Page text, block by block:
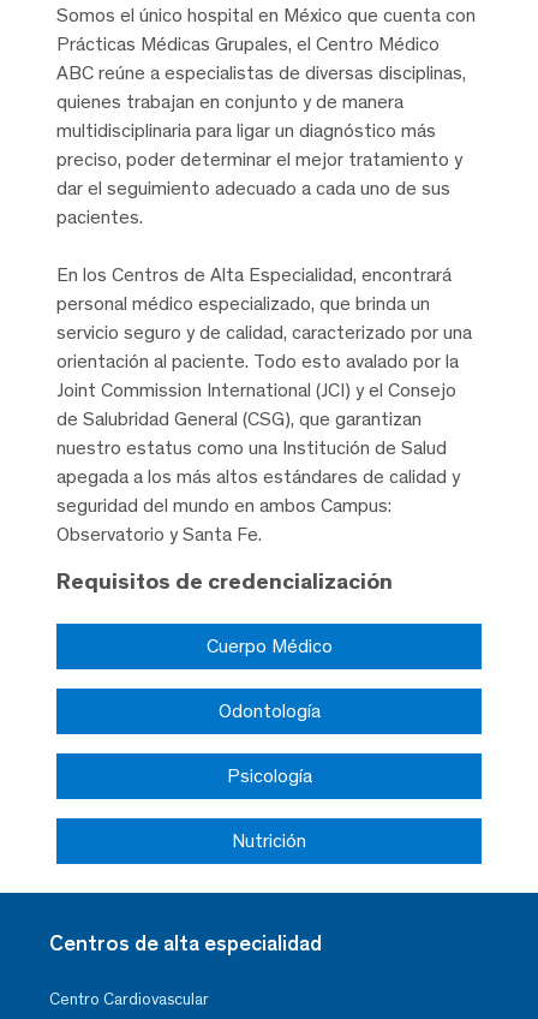
Somos el único hospital en México que cuenta con
Prácticas Médicas Grupales, el Centro Médico
ABC reúne a especialistas de diversas disciplinas,
quienes trabajan en conjunto y de manera
multidisciplinaria para ligar un diagnóstico más
preciso, poder determinar el mejor tratamiento y
dar el seguimiento adecuado a cada uno de sus
pacientes.
En los Centros de Alta Especialidad, encontrará
personal médico especializado, que brinda un
servicio seguro y de calidad, caracterizado por una
orientación al paciente. Todo esto avalado por la
Joint Commission International (JCI) y el Consejo
de Salubridad General (CSG), que garantizan
nuestro estatus como una Institución de Salud
apegada a los más altos estándares de calidad y
seguridad del mundo en ambos Campus:
Observatorio y Santa Fe.
Requisitos de credencialización
Cuerpo Médico
Odontología
Psicología
Nutrición
Centros de alta especialidad
Centro Cardiovascular